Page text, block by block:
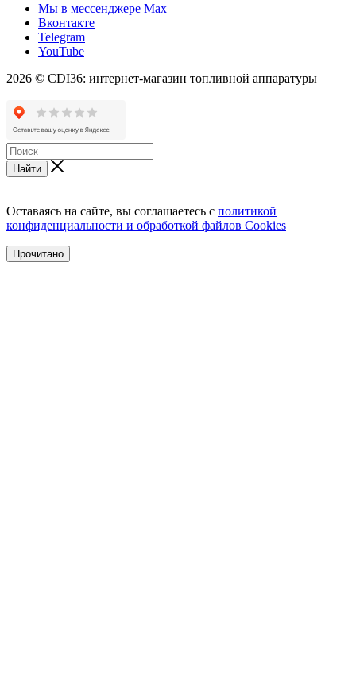
Мы в мессенджере Max
Вконтакте
Telegram
YouTube
2026 © CDI36: интернет-магазин топливной аппаратуры
Найти
Оставаясь на сайте, вы соглашаетесь с политикой
конфиденциальности и обработкой файлов Cookies
Прочитано